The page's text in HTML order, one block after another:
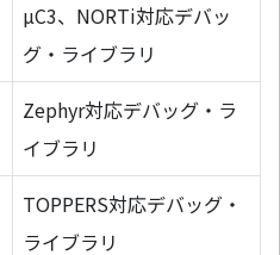
µC3、NORTi対応デバッ
グ・ライブラリ
Zephyr対応デバッグ・ラ
イブラリ
TOPPERS対応デバッグ・
ライブラリ